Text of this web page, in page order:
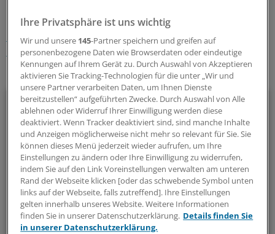
Schlagworte:
Morbus Parkinson Suchtkrankheiten
Neurologie/Psychiatrie Allgemeinmedizin
Ihr Newsletter zum Thema
Neurologie/Psychiatrie
Multiple Sklerose, Parkinson, Demenz, Angststörungen und
Co: Zu diesem breiten Themenfeld stellen wir Ihnen
regelmäßig ein Update zusammen.
alle 2 Wochen (Montag)
Zum Abonnieren bitte anmelden
Ihre Privatsphäre ist uns wichtig
Wir und unsere 145-Partner speichern und greifen auf
personenbezogene Daten wie Browserdaten oder eindeutige
Kennungen auf Ihrem Gerät zu. Durch Auswahl von Akzeptieren
aktivieren Sie Tracking-Technologien für die unter „Wir und
unsere Partner verarbeiten Daten, um Ihnen Dienste
bereitzustellen“ aufgeführten Zwecke. Durch Auswahl von Alle
ablehnen oder Widerruf Ihrer Einwilligung werden diese
deaktiviert. Wenn Tracker deaktiviert sind, sind manche Inhalte
und Anzeigen möglicherweise nicht mehr so relevant für Sie. Sie
können dieses Menü jederzeit wieder aufrufen, um Ihre
Einstellungen zu ändern oder Ihre Einwilligung zu widerrufen,
indem Sie auf den Link Voreinstellungen verwalten am unteren
Rand der Webseite klicken [oder das schwebende Symbol unten
links auf der Webseite, falls zutreffend]. Ihre Einstellungen
gelten innerhalb unseres Website. Weitere Informationen
finden Sie in unserer Datenschutzerklärung. Details finden Sie
in unserer Datenschutzerklärung.